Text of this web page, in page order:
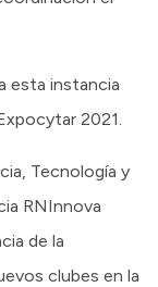
esta instancia
2021.
Tecnología y
RNInnova
de la
clubes en la